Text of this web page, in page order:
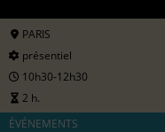
PARIS
présentiel
10h30-12h30
2 h.
ÉVÉNEMENTS